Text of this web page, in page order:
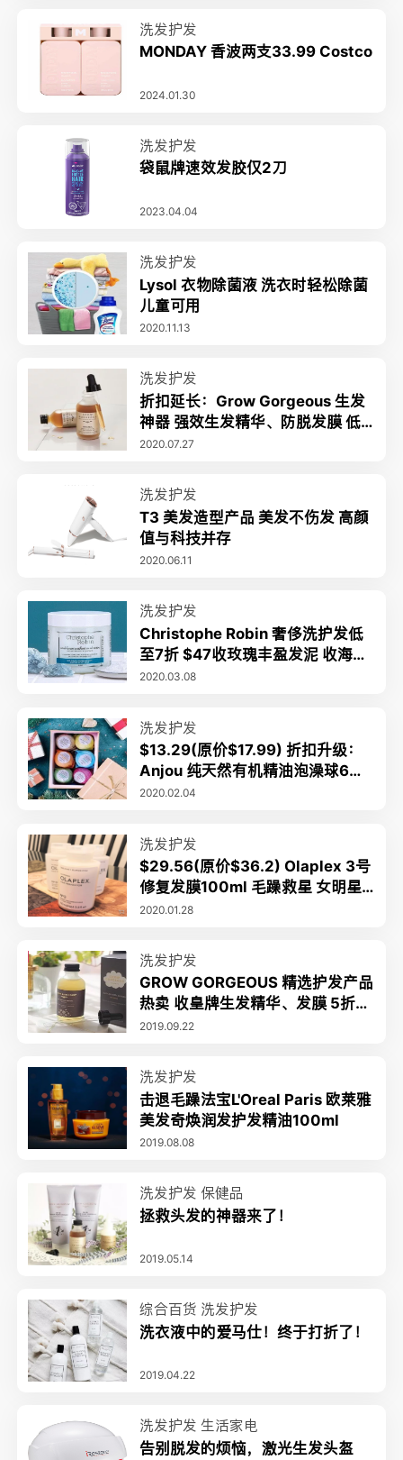
洗发护发
MONDAY 香波两支33.99 Costco
2024.01.30
洗发护发
袋鼠牌速效发胶仅2刀
2023.04.04
洗发护发
Lysol 衣物除菌液 洗衣时轻松除菌
儿童可用
2020.11.13
洗发护发
折扣延长：Grow Gorgeous 生发
神器 强效生发精华、防脱发膜 低
至6.8折 送自选洗护50ml
2020.07.27
洗发护发
T3 美发造型产品 美发不伤发 高颜
值与科技并存
2020.06.11
洗发护发
Christophe Robin 奢侈洗护发低
至7折 $47收玫瑰丰盈发泥 收海盐
净化洗发膏
2020.03.08
洗发护发
$13.29(原价$17.99) 折扣升级：
Anjou 纯天然有机精油泡澡球6个
礼盒装 泡澡宠爱自己
2020.02.04
洗发护发
$29.56(原价$36.2) Olaplex 3号
修复发膜100ml 毛躁救星 女明星
秀发随手可得
2020.01.28
洗发护发
GROW GORGEOUS 精选护发产品
热卖 收皇牌生发精华、发膜 5折起
脱发救星
2019.09.22
洗发护发
击退毛躁法宝L'Oreal Paris 欧莱雅
美发奇焕润发护发精油100ml
2019.08.08
洗发护发 保健品
拯救头发的神器来了！
2019.05.14
综合百货 洗发护发
洗衣液中的爱马仕！终于打折了！
2019.04.22
洗发护发 生活家电
告别脱发的烦恼，激光生发头盔